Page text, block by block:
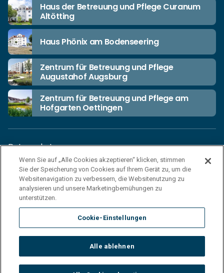
Haus der Betreuung und Pflege Curanum
Altötting
Haus Phönix am Bodenseering
Zentrum für Betreuung und Pflege
Augustahof Augsburg
Zentrum für Betreuung und Pflege am
Hofgarten Oettingen
© 2026 Korian Deutschland GmbH
Datenschutz
Unsere Netiquette
Einkaufsbedingungen
Haftungsausschluss
Impressum
Cookies
Wenn Sie auf „Alle Cookies akzeptieren“ klicken, stimmen
Sie der Speicherung von Cookies auf Ihrem Gerät zu, um die
Websitenavigation zu verbessern, die Websitenutzung zu
analysieren und unsere Marketingbemühungen zu
unterstützen.
Cookie-Einstellungen
Alle ablehnen